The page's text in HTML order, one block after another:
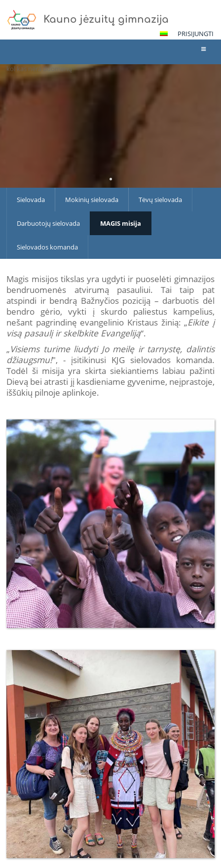
Kauno jėzuitų gimnazija
PRISIJUNGTI
Sielovada
kol kas nėra duomenų
Sielovada Mokinių sielovada Tėvų sielovada
Darbuotojų sielovada MAGIS misija
Sielovados komanda
Magis misijos tikslas yra ugdyti ir puoselėti gimnazijos
bendruomenės atvirumą pasauliui. Tai taip pat
atspindi ir bendrą Bažnyčios poziciją – darbuotis dėl
bendro gėrio, vykti į skurdo paliestus kampelius,
nešant pagrindinę evangelinio Kristaus žinią: „Eikite į
visą pasaulį ir skelbkite Evangeliją“.
„Visiems turime liudyti Jo meilę ir tarnystę, dalintis
džiaugsmu!", - įsitikinusi KJG sielovados komanda.
Todėl ši misija yra skirta siekiantiems labiau pažinti
Dievą bei atrasti jį kasdieniame gyvenime, neįprastoje,
iššūkių pilnoje aplinkoje.